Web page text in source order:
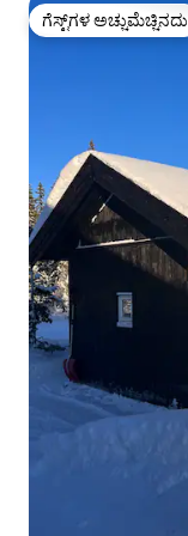
ಗೆಸ್ಟ್‌ಗಳ ಅಚ್ಚುಮೆಚ್ಚಿನದು
ಗೆಸ್ಟ್‌ಗಳ ಅಚ್ಚುಮೆಚ್ಚಿನದು